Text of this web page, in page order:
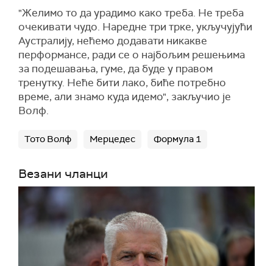
"Желимо то да урадимо како треба. Не треба
очекивати чудо. Наредне три трке, укључујући
Аустралију, нећемо додавати никакве
перформансе, ради се о најбољим решењима
за подешавања, гуме, да буде у правом
тренутку. Неће бити лако, биће потребно
време, али знамо куда идемо", закључио је
Волф.
Тото Волф Мерцедес Формула 1
Везани чланци